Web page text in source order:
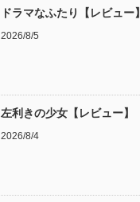
ドラマなふたり【レビュー】
2026/8/5
左利きの少女【レビュー】
2026/8/4